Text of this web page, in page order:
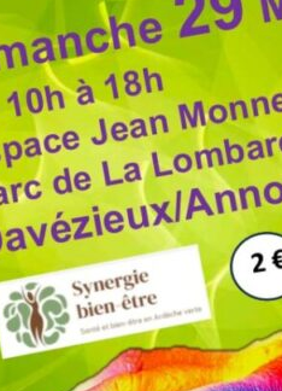
Colombie-le-Vieux